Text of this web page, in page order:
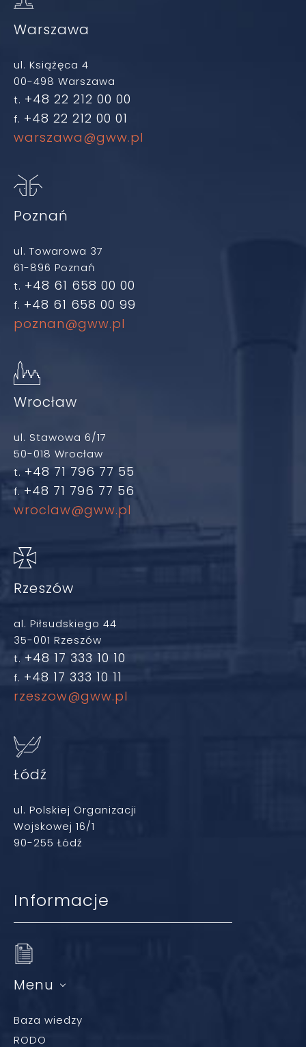
Warszawa
ul. Książęca 4
00-498 Warszawa
t. +48 22 212 00 00
f. +48 22 212 00 01
warszawa@gww.pl
Poznań
ul. Towarowa 37
61-896 Poznań
t. +48 61 658 00 00
f. +48 61 658 00 99
poznan@gww.pl
Wrocław
ul. Stawowa 6/17
50-018 Wrocław
t. +48 71 796 77 55
f. +48 71 796 77 56
wroclaw@gww.pl
Rzeszów
al. Piłsudskiego 44
35-001 Rzeszów
t. +48 17 333 10 10
f. +48 17 333 10 11
rzeszow@gww.pl
Łódź
ul. Polskiej Organizacji
Wojskowej 16/1
90-255 Łódź
Informacje
Menu
Baza wiedzy
RODO